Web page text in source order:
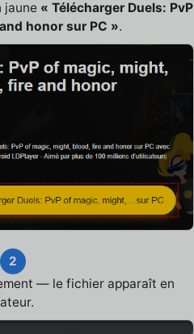
jaune « Télécharger Duels: PvP
honor sur PC ».
2
— le fichier apparaît en